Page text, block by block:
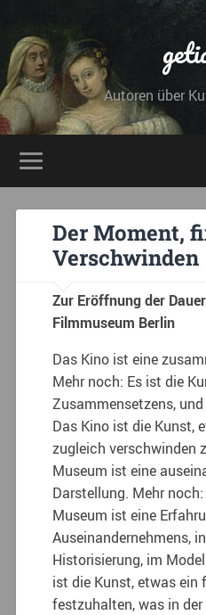
Autoren über
Der Moment,
Verschwinden
Zur Eröffnung der
Filmmuseum Berlin
Das Kino ist eine
Mehr noch: Es ist die
Zusammensetzens,
Das Kino ist die Kunst,
zugleich verschwinden
Museum ist eine
Darstellung. Mehr
Museum ist eine
Auseinandernehmens,
Historisierung, im
ist die Kunst, etwas ein
festzuhalten, was in